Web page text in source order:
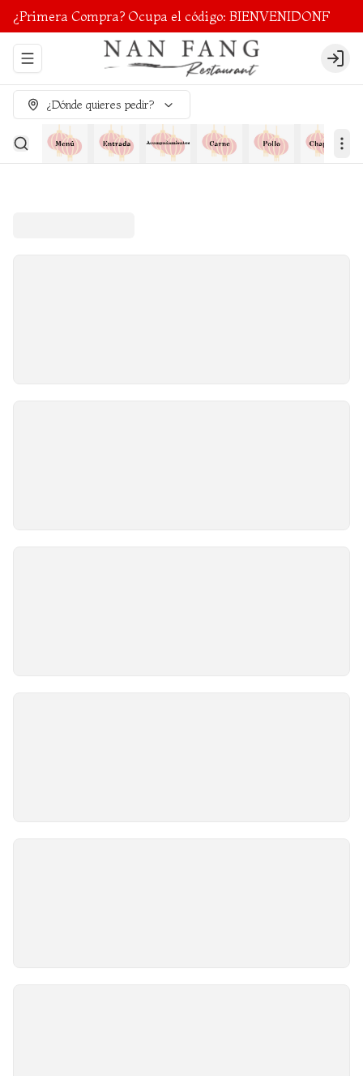
¿Primera Compra? Ocupa el código: BIENVENIDONF
Abrir menu de navegación Login
¿Dónde quieres pedir?